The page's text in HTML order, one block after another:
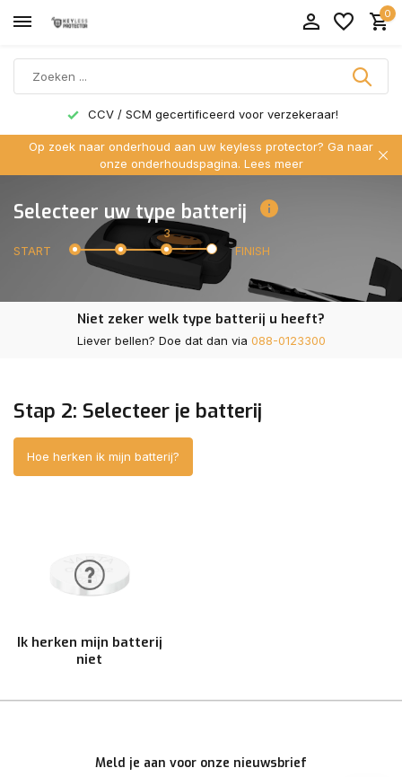
0
CCV / SCM gecertificeerd voor verzekeraar!
Op zoek naar onderhoud aan uw keyless protector? Ga naar
onze onderhoudspagina. Lees meer
Selecteer uw type batterij
START
3
FINISH
Niet zeker welk type batterij u heeft?
Liever bellen? Doe dat dan via 088-0123300
Stap 2: Selecteer je batterij
Hoe herken ik mijn batterij?
Ik herken mijn batterij
niet
Meld je aan voor onze nieuwsbrief